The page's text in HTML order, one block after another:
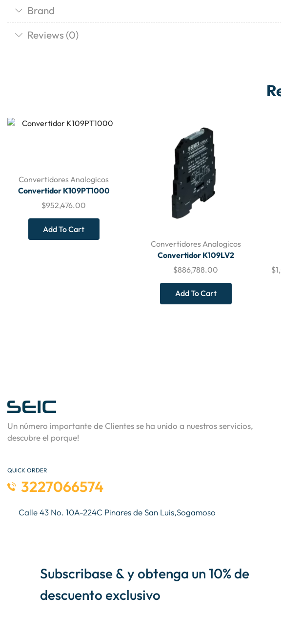
Brand
Reviews (0)
Convertidores Analogicos
Convertidor K109PT1000
$952,476.00
Add To Cart
Convertidores Analogicos
Convertidor K109LV2
$886,788.00
Add To Cart
$
Un número importante de Clientes se ha unido a nuestros servicios,
descubre el porque!
QUICK ORDER
3227066574
Calle 43 No. 10A-224C Pinares de San Luis,Sogamoso
Subscribase & y obtenga un 10% de
descuento exclusivo